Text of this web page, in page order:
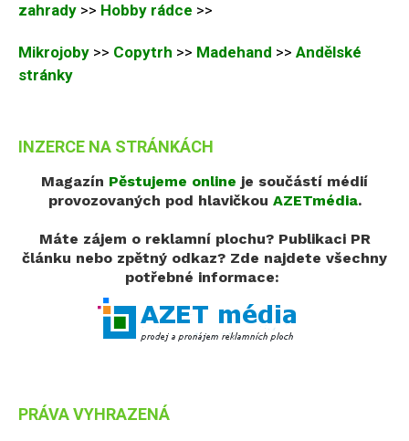
zahrady >> Hobby rádce >>
Mikrojoby >> Copytrh >> Madehand >> Andělské
stránky
INZERCE NA STRÁNKÁCH
Magazín Pěstujeme online je součástí médií
provozovaných pod hlavičkou AZETmédia.
Máte zájem o reklamní plochu? Publikaci PR
článku nebo zpětný odkaz? Zde najdete všechny
potřebné informace:
PRÁVA VYHRAZENÁ